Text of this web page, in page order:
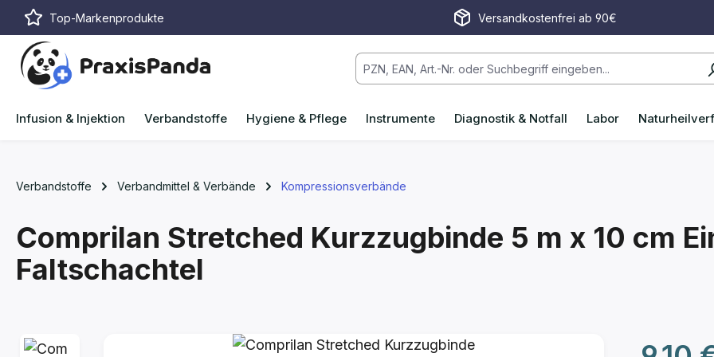
Hauptinhalt springen
Zur Suche springen
Zur Hauptnavigation springen
Top-Markenprodukte Versandkostenfrei ab 90€
Infusion & Injektion Verbandstoffe Hygiene & Pflege Instrumente Diagnostik & Notfall Labor
Verbandstoffe Verbandmittel & Verbände Kompressionsverbände
Comprilan Stretched Kurzzugbinde 5 m x 10 cm
Faltschachtel
Bildergalerie überspringen Regulärer